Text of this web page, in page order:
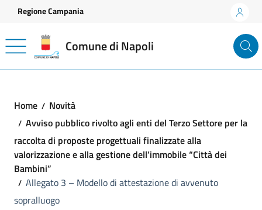
Vai ai contenuti
Vai al footer
Regione Campania
Comune di Napoli
Home
Novità
Avviso pubblico rivolto agli enti del Terzo Settore per la
raccolta di proposte progettuali finalizzate alla
valorizzazione e alla gestione dell’immobile “Città dei
Bambini”
Allegato 3 – Modello di attestazione di avvenuto
sopralluogo